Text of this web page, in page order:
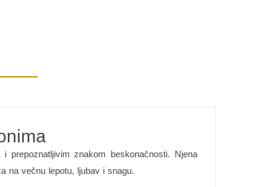
prepoznatljivim znakom beskonačnosti. Njena
na večnu lepotu, ljubav i snagu.